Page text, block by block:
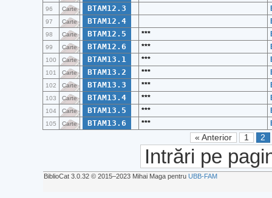
96 Carte BTAM12.3
97 Carte BTAM12.4
98 Carte BTAM12.5 ***
99 Carte BTAM12.6 ***
100 Carte BTAM13.1 ***
101 Carte BTAM13.2 ***
102 Carte BTAM13.3 ***
103 Carte BTAM13.4 ***
104 Carte BTAM13.5 ***
105 Carte BTAM13.6 ***
« Anterior 1 2
Intrări pe
BiblioCat 3.0.32 © 2015‒2023 Mihai Maga pentru UBB-FAM